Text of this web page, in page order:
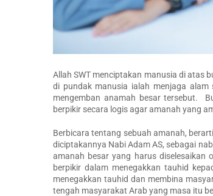
Allah SWT menciptakan manusia di atas
di pundak manusia ialah menjaga
mengemban anamah besar tersebut.
berpikir secara logis agar amanah yang
Berbicara tentang sebuah amanah,
diciptakannya Nabi Adam AS, sebagai
amanah besar yang harus diselesaikan
berpikir dalam menegakkan tauhid
menegakkan tauhid dan membina
tengah masyarakat Arab yang masa itu